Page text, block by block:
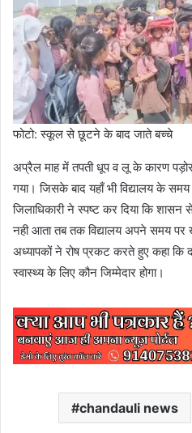
फोटो: स्कूल से छूटने के बाद जाते बच्चे
अप्रैल माह में तपती धूप व लू के कारण
गया। जिसके बाद यहाँ भी विद्यालय के
जिलाधिकारी ने स्पष्ट कर दिया कि
नही आता तब तक विद्यालय अपने समय पर
अध्यापकों ने रोष प्रकट करते हुए कहा
स्वास्थ्य के लिए कौन जिम्मेदार होगा।
chandauli news